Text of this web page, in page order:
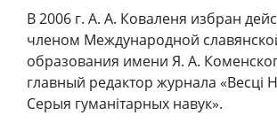
В 2006 г. А. А. Коваленя избран
членом Международной
образования имени Я. А.
главный редактор журнала «Весці
Серыя гуманітарных навук».